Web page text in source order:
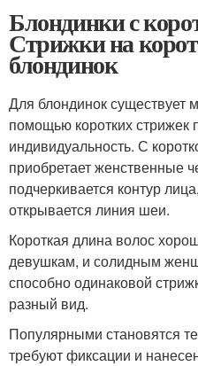
Блондинки с
Стрижки на
блондинок
Для блондинок существует
помощью коротких стрижек
индивидуальность. С
приобретает женственные
подчеркивается контур
открывается линия шеи.
Короткая длина волос
девушкам, и солидным
способно одинаковой
разный вид.
Популярными становятся
требуют фиксации и